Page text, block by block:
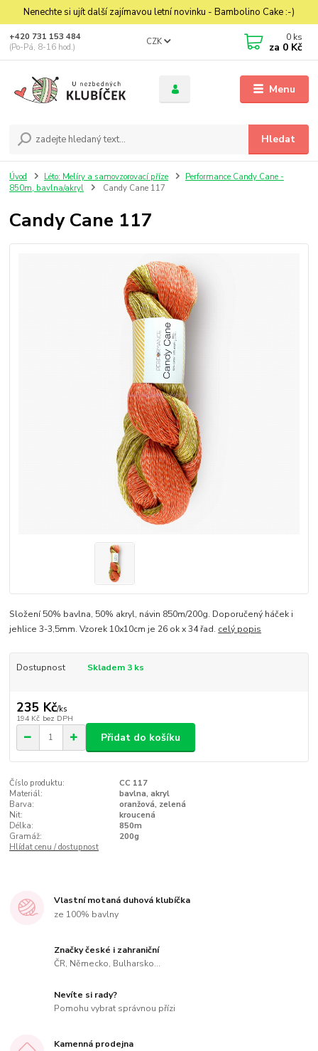
Nenechte si ujít další zajímavou letní novinku - Bambolino Cake :-)
Menu
CZK
Hledat
+420 731 153 484
(Po-Pá, 8-16 hod.)
0 ks
za 0 Kč
Úvod Léto: Melíry a samovzorovací příze
Performance Candy Cane -
850m, bavlna/akryl
Candy Cane 117
Candy Cane 117
Složení 50% bavlna, 50% akryl, návin 850m/200g. Doporučený háček i
jehlice 3-3,5mm. Vzorek 10x10cm je 26 ok x 34 řad. celý popis
Dostupnost Skladem 3 ks
235 Kč/ks
194 Kč bez DPH
Přidat do košíku
Číslo produktu:
CC 117
Materiál:
bavlna, akryl
Barva:
oranžová, zelená
Nit:
kroucená
Délka:
850m
Gramáž:
200g
Hlídat cenu / dostupnost
Vlastní motaná duhová klubíčka
ze 100% bavlny
Značky české i zahraniční
ČR, Německo, Bulharsko...
Nevíte si rady?
Pomohu vybrat správnou přízi
Kamenná prodejna